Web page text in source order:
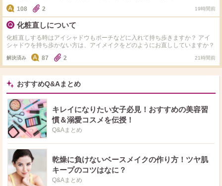
108
2 19時間前
化粧直しについて
化粧直しする時はアイシャドウもポーチなどに入れて持ち歩きますか？ アイ
シャドウを持ち歩かない方は、アイメイクをどのようにお直ししていますか？
解決済み 87 2 21時間前
おすすめQ&Aまとめ
キレイになりたい女子必見！おすすめの美容習
慣＆溺愛コスメを伝授！
Q&Aまとめ
乾燥に負けないベースメイクの作り方！ツヤ肌
キープのコツはなに？
Q&Aまとめ